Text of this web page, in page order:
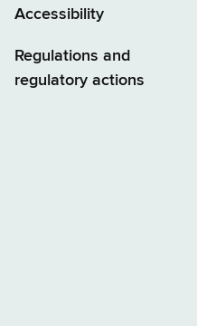
Accessibility
Regulations and
regulatory actions